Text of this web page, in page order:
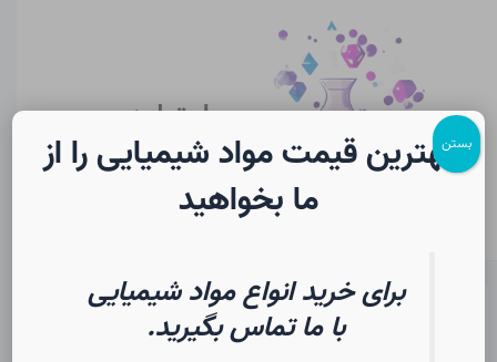
سایت لرن
شیمی
تست دانش پلاستیک در شیمی |
بهترین قیمت مواد شیمیایی را از
ما بخواهید
برای خرید انواع مواد شیمیایی
با ما تماس بگیرید.
بستن